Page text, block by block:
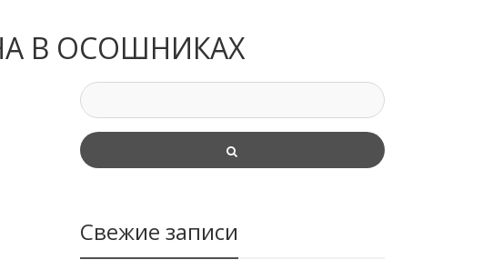
В ОСОШНИКАХ
Свежие записи